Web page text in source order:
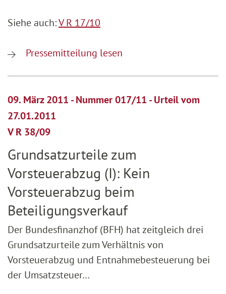
Siehe auch:V R 17/10
Pressemitteilung lesen
09. März 2011 - Nummer 017/11 - Urteil vom
27.01.2011
V R 38/09
Grundsatzurteile zum
Vorsteuerabzug (I): Kein
Vorsteuerabzug beim
Beteiligungsverkauf
Der Bundesfinanzhof (BFH) hat zeitgleich drei
Grundsatzurteile zum Verhältnis von
Vorsteuerabzug und Entnahmebesteuerung bei
der Umsatzsteuer…